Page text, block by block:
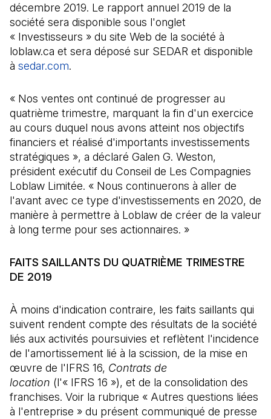
décembre 2019. Le rapport annuel 2019 de la
société sera disponible sous l'onglet
« Investisseurs » du site Web de la société à
loblaw.ca et sera déposé sur SEDAR et disponible
à sedar.com(Il s'ouvre dans un nouvel onglet)
.
« Nos ventes ont continué de progresser au
quatrième trimestre, marquant la fin d'un exercice
au cours duquel nous avons atteint nos objectifs
financiers et réalisé d'importants investissements
stratégiques », a déclaré Galen G. Weston,
président exécutif du Conseil de Les Compagnies
Loblaw Limitée. « Nous continuerons à aller de
l'avant avec ce type d'investissements en 2020, de
manière à permettre à Loblaw de créer de la valeur
à long terme pour ses actionnaires. »
FAITS SAILLANTS DU QUATRIÈME TRIMESTRE
DE 2019
À moins d'indication contraire, les faits saillants qui
suivent rendent compte des résultats de la société
liés aux activités poursuivies et reflètent l'incidence
de l'amortissement lié à la scission, de la mise en
œuvre de l'IFRS 16, Contrats de
location (l'« IFRS 16 »), et de la consolidation des
franchises. Voir la rubrique « Autres questions liées
à l'entreprise » du présent communiqué de presse